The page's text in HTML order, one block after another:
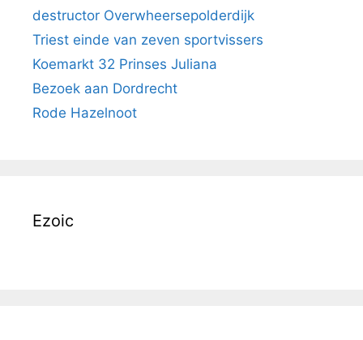
destructor Overwheersepolderdijk
Triest einde van zeven sportvissers
Koemarkt 32 Prinses Juliana
Bezoek aan Dordrecht
Rode Hazelnoot
Ezoic